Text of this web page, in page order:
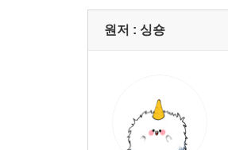
원저 : 싱숑